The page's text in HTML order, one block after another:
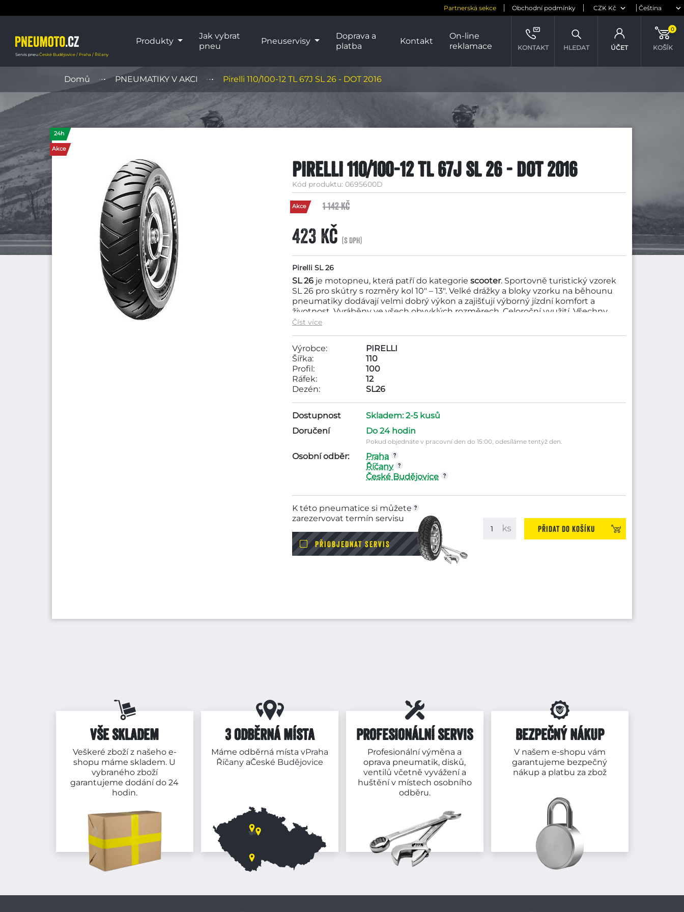
Partnerská sekce Obchodní podmínky
Servis pneu České Budějovice / Praha / Říčany
Produkty
Jak vybrat
pneu
Pneuservisy
Doprava a
platba
Kontakt
On-line
reklamace
KONTAKT HLEDAT ÚČET KOŠÍK
0
Domů PNEUMATIKY V AKCI Pirelli 110/100-12 TL 67J SL 26 - DOT 2016
24h
Akce
Pirelli 110/100-12 TL 67J SL 26 - DOT 2016
Kód produktu: 0695600D
Akce 1 142 Kč
423 Kč (s DPH)
Pirelli SL 26
SL 26 je motopneu, která patří do kategorie scooter. Sportovně turistický vzorek
SL 26 pro skútry s rozměry kol 10" – 13". Velké drážky a bloky vzorku na běhounu
pneumatiky dodávají velmi dobrý výkon a zajišťují výborný jízdní komfort a
životnost. Vyráběny ve všech obvyklých rozměrech. Celoroční využití. Všechny
nabízené rozměry dezénů
Motopneu Pirelli 110/100-12 TL 67J SL 26 - DOT 2016 spadá do cenové kategorie
pneumatik do 1000Kč . Tato pneumatika je vyráběna společností PIRELLI.
Rozměry pneumatiky jsou ráfek - 12, dezén - SL26,
Číst více
Výrobce:
PIRELLI
Šířka:
110
Profil:
100
Ráfek:
12
Dezén:
SL26
Dostupnost
Skladem: 2-5 kusů
Doručení
Do 24 hodin
Pokud objednáte v pracovní den do 15:00, odesíláme tentýž den.
Osobní odběr:
Praha
Říčany
České Budějovice
K této pneumatice si můžete
zarezervovat termín servisu
PŘIOBJEDNAT SERVIS
Přidat do košíku
VŠE SKLADEM
Veškeré zboží z našeho e-
shopu máme skladem. U
vybraného zboží
garantujeme dodání do 24
hodin.
3 ODBĚRNÁ MÍSTA
Máme odběrná místa vPraha
ŘíčanyaČeské Budějovice
PROFESIONÁLNÍ SERVIS
Profesionální výměna a
oprava pneumatik, disků,
ventilů včetně vyvážení a
huštění v místech osobního
odběru.
BEZPEČNÝ NÁKUP
V našem e-shopu vám
garantujeme bezpečný
nákup a platbu za zbož